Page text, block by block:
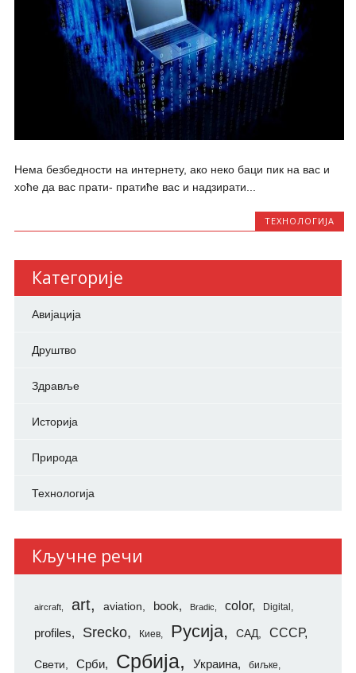
Нема безбедности на интернету, ако неко баци пик на вас и
хоће да вас прати- пратиће вас и надзирати...
ТЕХНОЛОГИЈА
Категорије
Авијација
Друштво
Здравље
Историја
Природа
Технологија
Кључне речи
aircraft art aviation book Bradic color Digital
profiles Srecko Киев Русија САД СССР
Свети Срби Србија Украина биљке